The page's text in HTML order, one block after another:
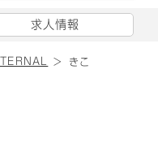
求人情報
きこ